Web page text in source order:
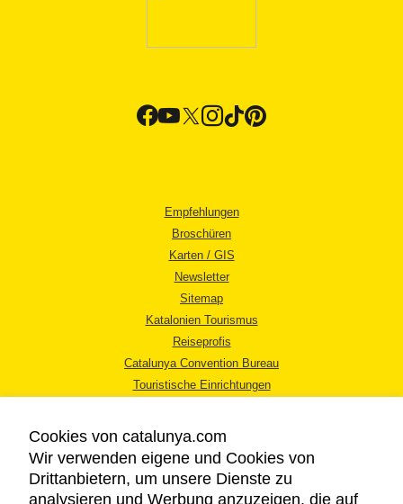
Empfehlungen
Broschüren
Karten / GIS
Newsletter
Sitemap
Katalonien Tourismus
Reiseprofis
Catalunya Convention Bureau
Touristische Einrichtungen
Cookies von catalunya.com
Wir verwenden eigene und Cookies von
Drittanbietern, um unsere Dienste zu
analysieren und Werbung anzuzeigen, die auf